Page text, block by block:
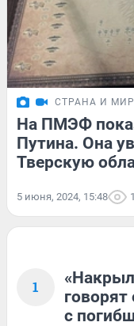
СТРАНА И МИР
На ПМЭФ
Путина. Она
Тверскую
5 июня, 2024, 15:48
1
с